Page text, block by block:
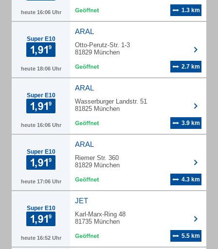
heute 16:06 Uhr 1.3 km
Super E10
heute 18:06 Uhr
ARAL
Otto-Perutz-Str. 1-3
81829 München
2.7 km
Super E10
heute 16:06 Uhr
ARAL
Wasserburger Landstr. 51
81825 München
3.9 km
Super E10
heute 17:06 Uhr
ARAL
Riemer Str. 360
81829 München
4.3 km
Super E10
heute 16:52 Uhr
JET
Karl-Marx-Ring 48
81735 München
5.5 km